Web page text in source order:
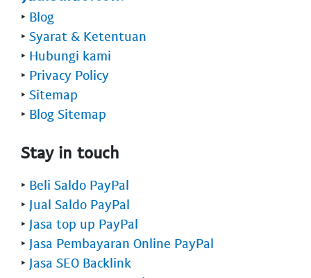
‣ Blog
‣ Syarat & Ketentuan
‣ Hubungi kami
‣ Privacy Policy
‣ Sitemap
‣ Blog Sitemap
Stay in touch
‣ Beli Saldo PayPal
‣ Jual Saldo PayPal
‣ Jasa top up PayPal
‣ Jasa Pembayaran Online PayPal
‣ Jasa SEO Backlink